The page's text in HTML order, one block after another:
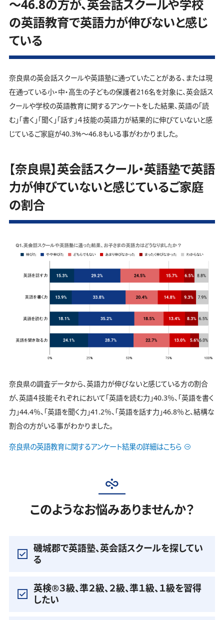
～46.8の方が、英会話スクールや学校
の英語教育で英語力が伸びないと感じ
ている
奈良県の英会話スクールや英語塾に通っていたことがある、または現
在通っている小・中・高生の子どもの保護者216名を対象に、英会話ス
クールや学校の英語教育に関するアンケートをした結果、英語の「読
む」「書く」「聞く」「話す」４技能の英語力が結果的に伸びていないと感
じているご家庭が40.3%～46.8もいる事がわかりました。
【奈良県】英会話スクール・英語塾で英語
力が伸びていないと感じているご家庭
の割合
奈良県の調査データから、英語力が伸びないと感じている方の割合
が、英語４技能それぞれにおいて「英語を読む力」40.3％、「英語を書く
力」44.4％、「英語を聞く力」41.2％、「英語を話す力」46.8％と、結構な
割合の方がいる事がわかりました。
奈良県の英語教育に関するアンケート結果の詳細はこちら
このようなお悩みありませんか？
磯城郡で英語塾、英会話スクールを探してい
る
英検®️３級、準２級、２級、準１級、１級を習得
したい